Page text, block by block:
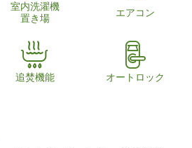
室内洗濯機
置き場
エアコン
追焚機能 オートロック